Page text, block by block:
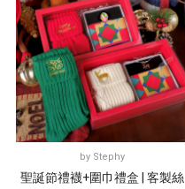
by Stephy
聖誕節禮襪+圍巾禮盒 | 客製絲